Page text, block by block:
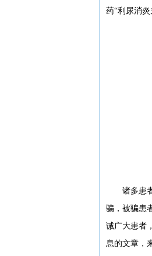
药“利尿消炎
诸多患者
骗，被骗患
诫广大患者
息的文章，